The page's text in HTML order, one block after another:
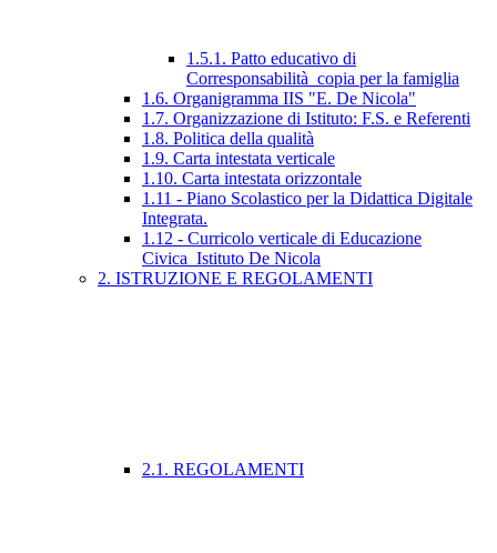
1.5.1. Patto educativo di
Corresponsabilità_copia per la famiglia
1.6. Organigramma IIS "E. De Nicola"
1.7. Organizzazione di Istituto: F.S. e Referenti
1.8. Politica della qualità
1.9. Carta intestata verticale
1.10. Carta intestata orizzontale
1.11 - Piano Scolastico per la Didattica Digitale
Integrata.
1.12 - Curricolo verticale di Educazione
Civica_Istituto De Nicola
2. ISTRUZIONE E REGOLAMENTI
2.1. REGOLAMENTI